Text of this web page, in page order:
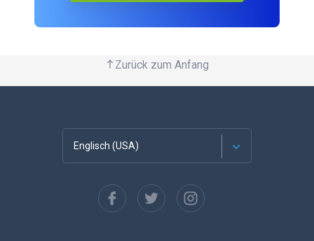
Zurück zum Anfang
Englisch (USA)
Español